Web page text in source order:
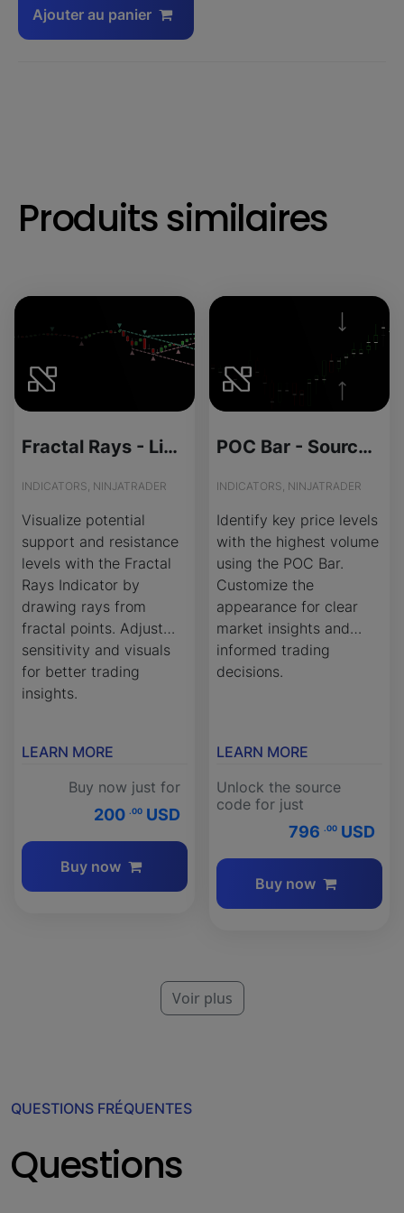
Ajouter au panier
Produits similaires
Fractal Rays - License Version
INDICATORS, NINJATRADER
Visualize potential
support and resistance
levels with the Fractal
Rays Indicator by
drawing rays from
fractal points. Adjust
sensitivity and visuals
for better trading
insights.
LEARN MORE
Buy now just for
200 .00 USD
Buy now
POC Bar - Source Code
INDICATORS, NINJATRADER
Identify key price levels
with the highest volume
using the POC Bar.
Customize the
appearance for clear
market insights and
informed trading
decisions.
LEARN MORE
Unlock the source
code for just
796 .00 USD
Buy now
Voir plus
QUESTIONS FRÉQUENTES
Questions